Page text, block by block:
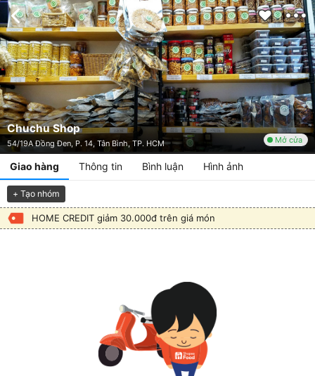
Chuchu Shop
54/19A Đồng Đen, P. 14, Tân Bình, TP. HCM Mở cửa
Giao hàng Thông tin Bình luận Hình ảnh
+ Tạo nhóm
HOME CREDIT giảm 30.000đ trên giá món